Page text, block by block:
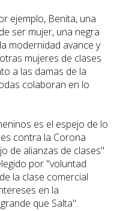
ejemplo, Benita, una
ser mujer, una negra
modernidad avance y
mujeres de clases
a las damas de la
colaboran en lo
es el espejo de lo
contra la Corona
de alianzas de clases"
por "voluntad
la clase comercial
en la
que Salta".